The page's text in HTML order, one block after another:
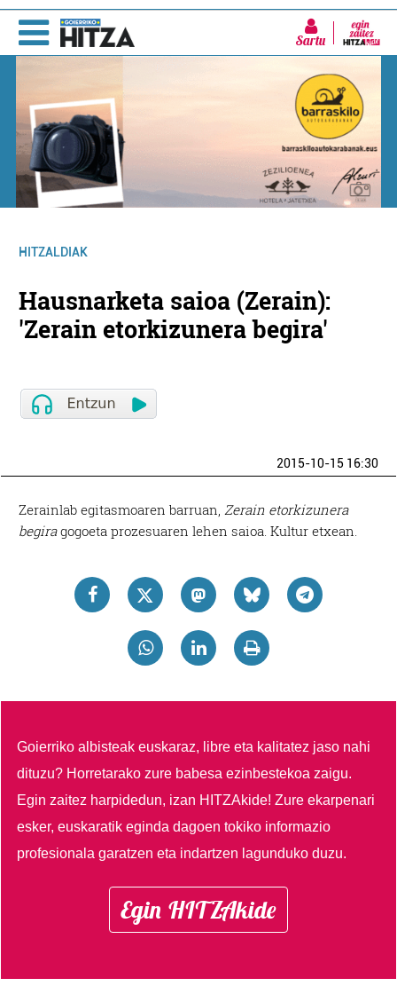
Sartu
HITZALDIAK
Hausnarketa saioa (Zerain):
'Zerain etorkizunera begira'
2015-10-15 16:30
Zerainlab egitasmoaren barruan,Zerain etorkizunera
begiragogoeta prozesuaren lehen saioa. Kultur etxean.
Goierriko albisteak euskaraz, libre eta kalitatez jaso nahi
dituzu? Horretarako zure babesa ezinbestekoa zaigu.
Egin zaitez harpidedun, izan HITZAkide!Zure ekarpenari
esker, euskaratik eginda dagoen tokiko informazio
profesionala garatzen eta indartzen lagunduko duzu.
Egin HITZAkide